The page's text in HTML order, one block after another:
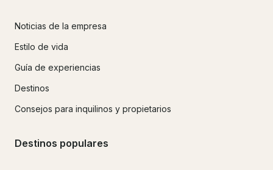
Noticias de la empresa
Estilo de vida
Guía de experiencias
Destinos
Consejos para inquilinos y propietarios
Destinos populares